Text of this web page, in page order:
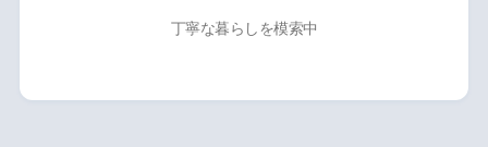
丁寧な暮らしを模索中